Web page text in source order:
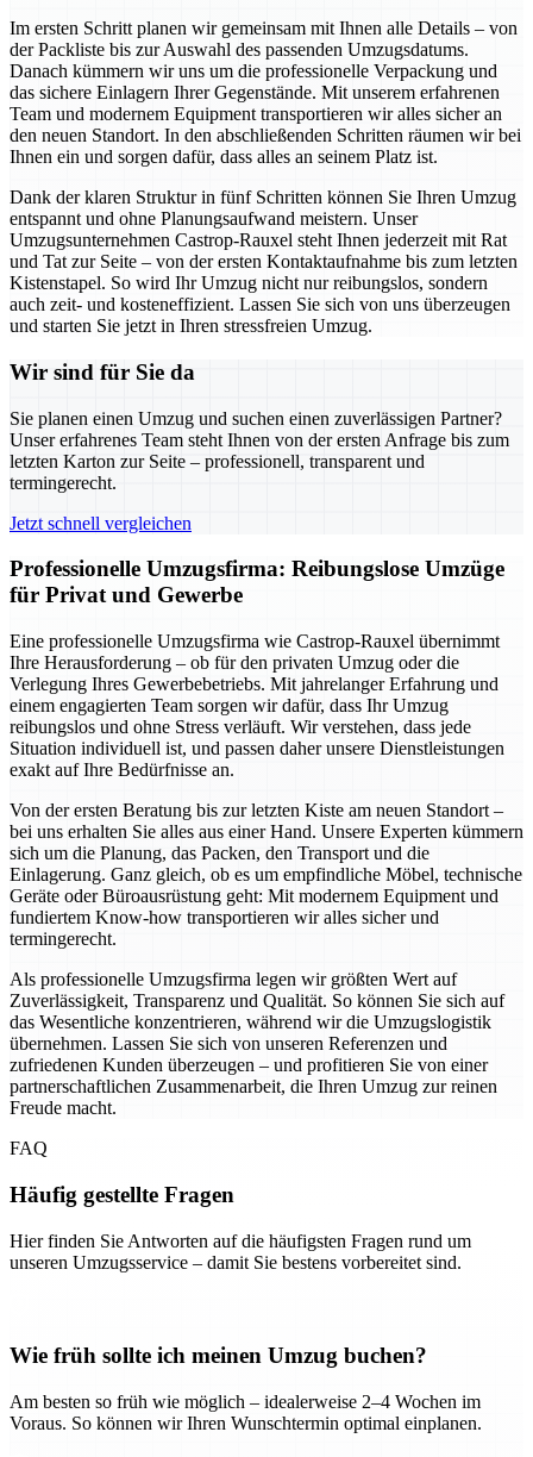
Im ersten Schritt planen wir gemeinsam mit Ihnen alle Details – von
der Packliste bis zur Auswahl des passenden Umzugsdatums.
Danach kümmern wir uns um die professionelle Verpackung und
das sichere Einlagern Ihrer Gegenstände. Mit unserem erfahrenen
Team und modernem Equipment transportieren wir alles sicher an
den neuen Standort. In den abschließenden Schritten räumen wir bei
Ihnen ein und sorgen dafür, dass alles an seinem Platz ist.
Dank der klaren Struktur in fünf Schritten können Sie Ihren Umzug
entspannt und ohne Planungsaufwand meistern. Unser
Umzugsunternehmen Castrop-Rauxel steht Ihnen jederzeit mit Rat
und Tat zur Seite – von der ersten Kontaktaufnahme bis zum letzten
Kistenstapel. So wird Ihr Umzug nicht nur reibungslos, sondern
auch zeit- und kosteneffizient. Lassen Sie sich von uns überzeugen
und starten Sie jetzt in Ihren stressfreien Umzug.
Wir sind für Sie da
Sie planen einen Umzug und suchen einen zuverlässigen Partner?
Unser erfahrenes Team steht Ihnen von der ersten Anfrage bis zum
letzten Karton zur Seite – professionell, transparent und
termingerecht.
Jetzt schnell vergleichen
Professionelle Umzugsfirma: Reibungslose Umzüge
für Privat und Gewerbe
Eine professionelle Umzugsfirma wie Castrop-Rauxel übernimmt
Ihre Herausforderung – ob für den privaten Umzug oder die
Verlegung Ihres Gewerbebetriebs. Mit jahrelanger Erfahrung und
einem engagierten Team sorgen wir dafür, dass Ihr Umzug
reibungslos und ohne Stress verläuft. Wir verstehen, dass jede
Situation individuell ist, und passen daher unsere Dienstleistungen
exakt auf Ihre Bedürfnisse an.
Von der ersten Beratung bis zur letzten Kiste am neuen Standort –
bei uns erhalten Sie alles aus einer Hand. Unsere Experten kümmern
sich um die Planung, das Packen, den Transport und die
Einlagerung. Ganz gleich, ob es um empfindliche Möbel, technische
Geräte oder Büroausrüstung geht: Mit modernem Equipment und
fundiertem Know-how transportieren wir alles sicher und
termingerecht.
Als professionelle Umzugsfirma legen wir größten Wert auf
Zuverlässigkeit, Transparenz und Qualität. So können Sie sich auf
das Wesentliche konzentrieren, während wir die Umzugslogistik
übernehmen. Lassen Sie sich von unseren Referenzen und
zufriedenen Kunden überzeugen – und profitieren Sie von einer
partnerschaftlichen Zusammenarbeit, die Ihren Umzug zur reinen
Freude macht.
FAQ
Häufig gestellte Fragen
Hier finden Sie Antworten auf die häufigsten Fragen rund um
unseren Umzugsservice – damit Sie bestens vorbereitet sind.
Wie früh sollte ich meinen Umzug buchen?
Am besten so früh wie möglich – idealerweise 2–4 Wochen im
Voraus. So können wir Ihren Wunschtermin optimal einplanen.